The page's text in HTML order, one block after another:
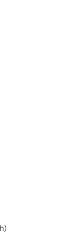
日 上午10:24